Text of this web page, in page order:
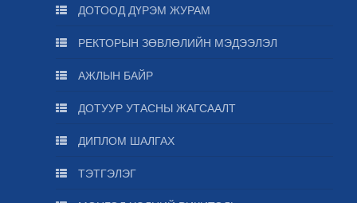
ДОТООД ДҮРЭМ ЖУРАМ
РЕКТОРЫН ЗӨВЛӨЛИЙН МЭДЭЭЛЭЛ
АЖЛЫН БАЙР
ДОТУУР УТАСНЫ ЖАГСААЛТ
ДИПЛОМ ШАЛГАХ
ТЭТГЭЛЭГ